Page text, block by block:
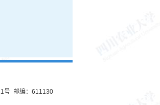
号 邮编：611130